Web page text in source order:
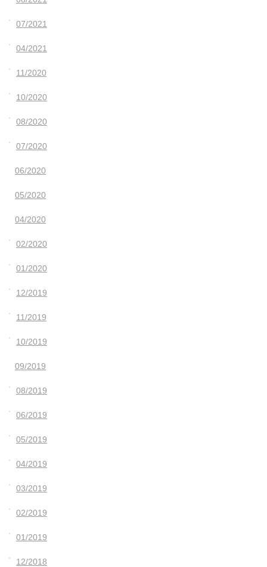
07/2021
04/2021
11/2020
10/2020
08/2020
07/2020
06/2020
05/2020
04/2020
02/2020
01/2020
12/2019
11/2019
10/2019
09/2019
08/2019
06/2019
05/2019
04/2019
03/2019
02/2019
01/2019
12/2018